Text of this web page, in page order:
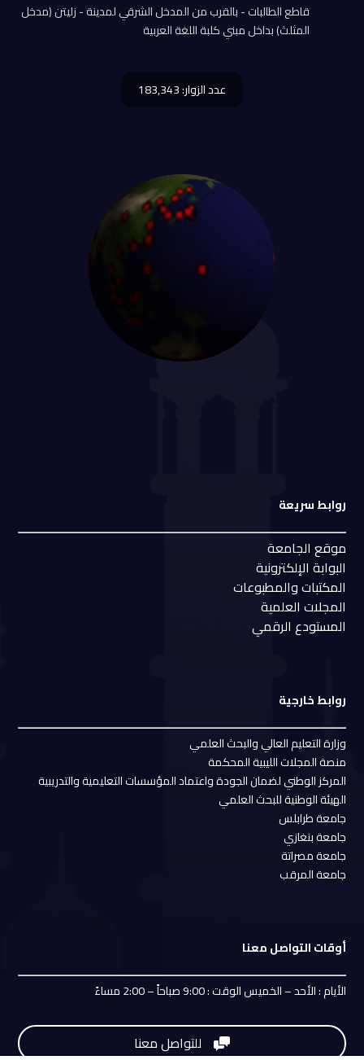
قاطع الطالبات - بالقرب من المدخل الشرقي لمدينة - زليتن (مدخل
المثلث) بداخل مبني كلبة اللغة العربية
عدد الزوار: 183,343
روابط سريعة
موقع الجامعة
البوابة الإلكترونية
المكتبات والمطبوعات
المجلات العلمية
المستودع الرقمي
روابط خارجية
وزارة التعليم العالي والبحث العلمي
منصة المجلات الليبية المحكمة
المركز الوطني لضمان الجودة واعتماد المؤسسات التعليمية والتدريبية
الهيئة الوطنية للبحث العلمي
جامعة طرابلس
جامعة بنغازي
جامعة مصراتة
جامعة المرقب
أوقات التواصل معنا
الأيام : الأحد – الخميس الوقت : 9:00 صباحاً – 2:00 مساءً
 للتواصل معنا